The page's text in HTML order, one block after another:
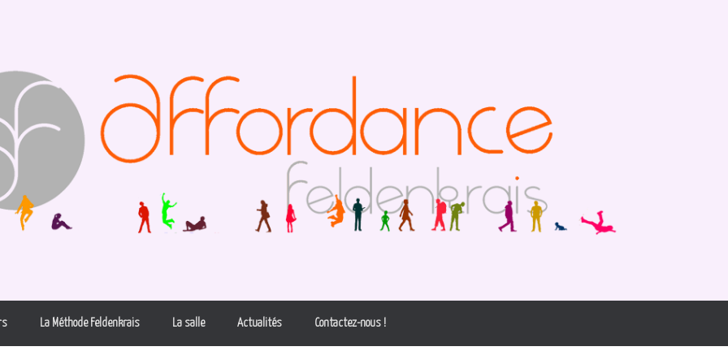
La Méthode Feldenkrais La salle Actualités Contactez-nous !